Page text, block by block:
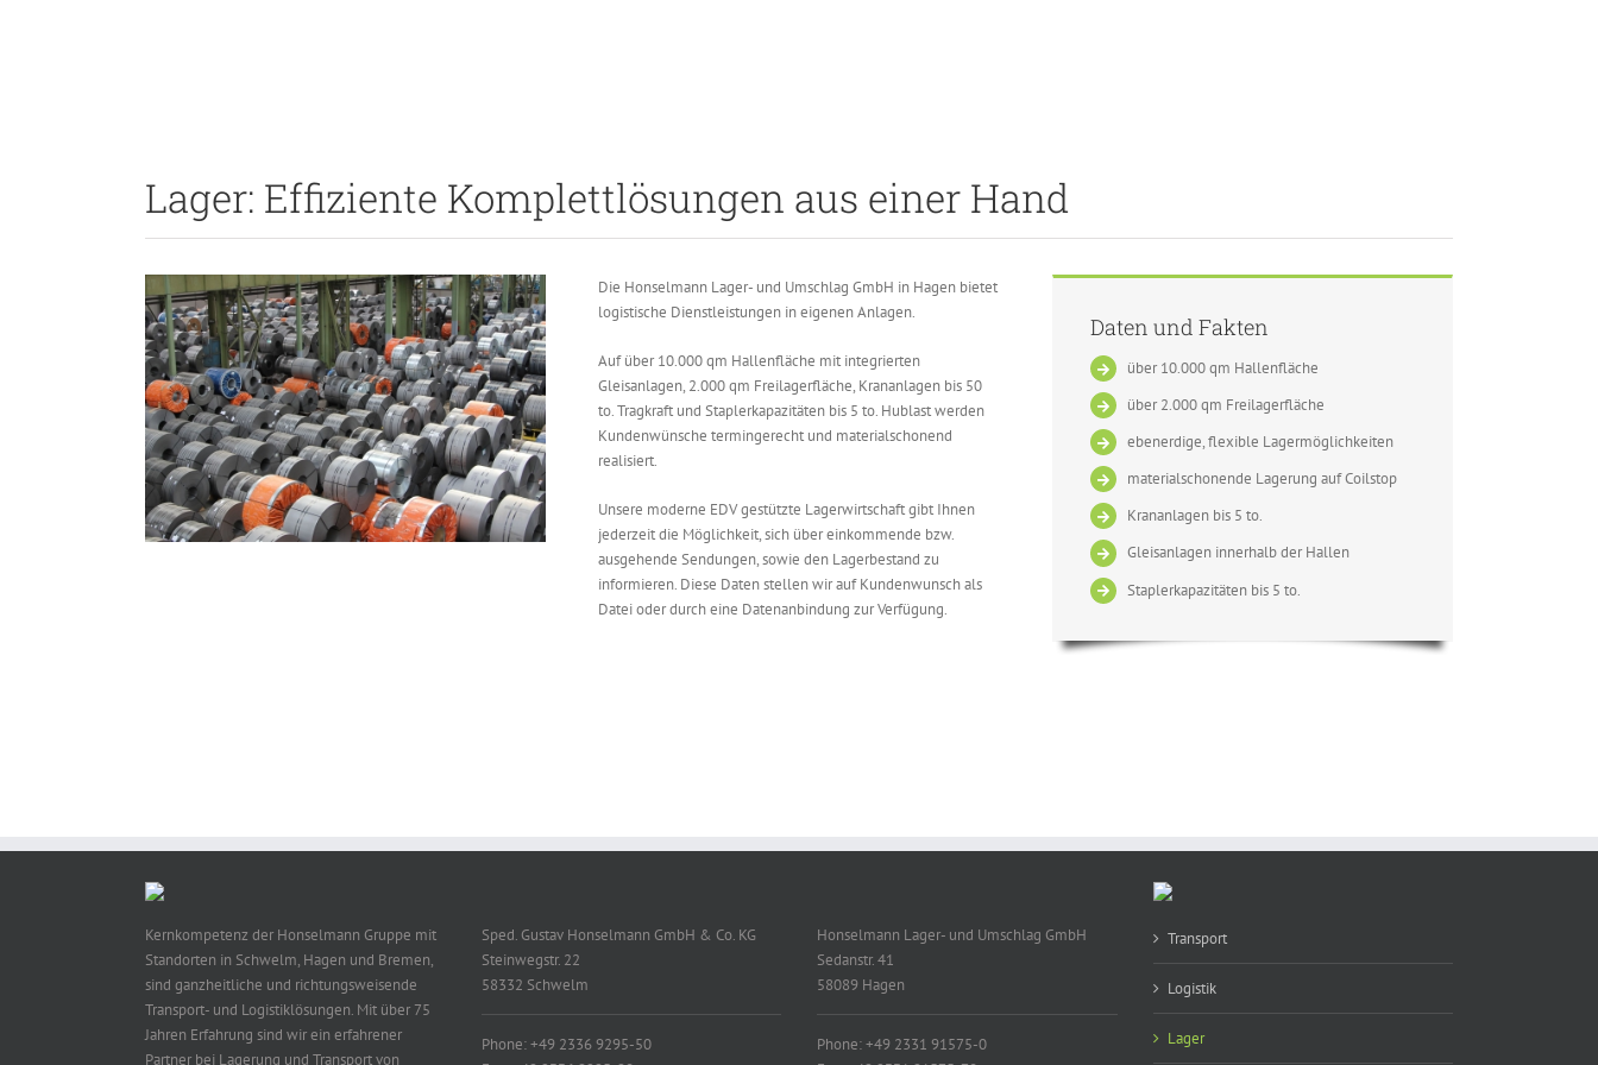
Lager: Effiziente Komplettlösungen aus einer Hand
Die Honselmann Lager- und Umschlag GmbH in Hagen bietet
logistische Dienstleistungen in eigenen Anlagen.
Auf über 10.000 qm Hallenfläche mit integrierten
Gleisanlagen, 2.000 qm Freilagerfläche, Krananlagen bis 50
to. Tragkraft und Staplerkapazitäten bis 5 to. Hublast werden
Kundenwünsche termingerecht und materialschonend
realisiert.
Unsere moderne EDV gestützte Lagerwirtschaft gibt Ihnen
jederzeit die Möglichkeit, sich über einkommende bzw.
ausgehende Sendungen, sowie den Lagerbestand zu
informieren. Diese Daten stellen wir auf Kundenwunsch als
Datei oder durch eine Datenanbindung zur Verfügung.
Daten und Fakten
über 10.000 qm Hallenfläche
über 2.000 qm Freilagerfläche
ebenerdige, flexible Lagermöglichkeiten
materialschonende Lagerung auf Coilstop
Krananlagen bis 5 to.
Gleisanlagen innerhalb der Hallen
Staplerkapazitäten bis 5 to.
Kernkompetenz der Honselmann Gruppe mit
Standorten in Schwelm, Hagen und Bremen,
sind ganzheitliche und richtungsweisende
Transport- und Logistiklösungen. Mit über 75
Jahren Erfahrung sind wir ein erfahrener
Partner bei Lagerung und Transport von
Sped. Gustav Honselmann GmbH & Co. KG
Steinwegstr. 22
58332 Schwelm
Phone: +49 2336 9295-50
Honselmann Lager- und Umschlag GmbH
Sedanstr. 41
58089 Hagen
Phone: +49 2331 91575-0
Transport
Logistik
Lager